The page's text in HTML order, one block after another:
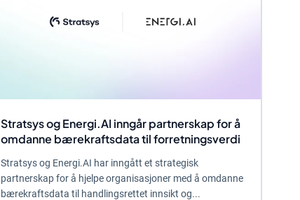
Stratsys og Energi.AI inngår partnerskap for å
omdanne bærekraftsdata til forretningsverdi
Stratsys og Energi.AI har inngått et strategisk
partnerskap for å hjelpe organisasjoner med å omdanne
bærekraftsdata til handlingsrettet innsikt og...